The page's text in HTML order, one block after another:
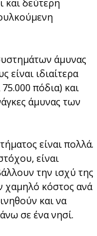
και δεύτερη
άμυνας
είναι ιδιαίτερα
πόδια) και
άμυνας των
είναι πολλά.
είναι
την ισχύ της
χαμηλό κόστος ανά
και να
σε ένα νησί.